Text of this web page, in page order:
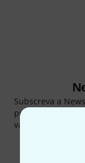
Subscreva a
pouco de sorte
valor de